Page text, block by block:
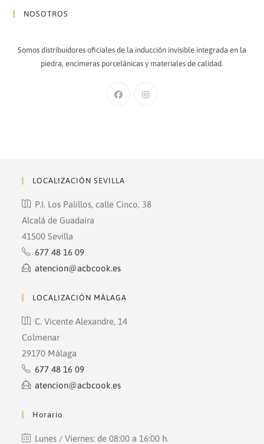
NOSOTROS
Somos distribuidores oficiales de la inducción invisible integrada en la
piedra, encimeras porcelánicas y materiales de calidad.
LOCALIZACIÓN SEVILLA
P.I. Los Palillos, calle Cinco, 38
Alcalá de Guadaira
41500 Sevilla
677 48 16 09
atencion@acbcook.es
LOCALIZACIÓN MÁLAGA
C. Vicente Alexandre, 14
Colmenar
29170 Málaga
677 48 16 09
atencion@acbcook.es
Horario
Lunes / Viernes: de 08:00 a 16:00 h.